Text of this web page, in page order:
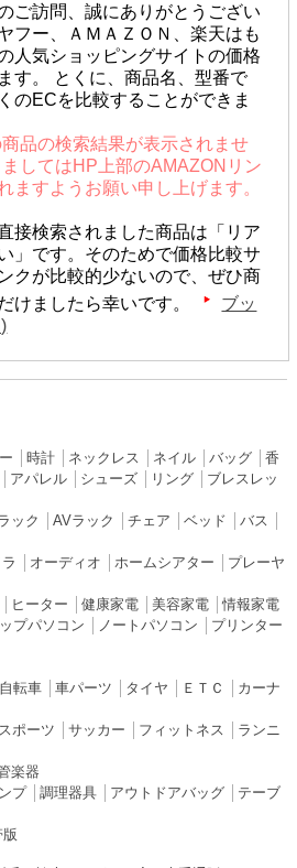
ご訪問、誠にありがとうござい
フー、ＡＭＡＺＯＮ、楽天はも
人気ショッピングサイトの価格
す。 とくに、商品名、型番で
のECを比較することができま
品の検索結果が表示されませ
してはHP上部のAMAZONリン
ますようお願い申し上げます。
接検索されました商品は「リア
」です。そのためで価格比較サ
クが比較的少ないので、ぜひ商
けましたら幸いです。
ブッ
時計│ ネックレス ネイル│ バッグ│ 香
アパレル│ シューズ│ リング│ ブレスレッ
ック AVラック チェア ベッド バス
オーディオ ホームシアター
プレーヤ
ヒーター 健康家電│ 美容家電│情報家電
プパソコン ノートパソコン
プリンター
自転車│ 車パーツ タイヤ ＥＴＣ
カーナ
ポーツ サッカー フィットネス
ランニ
楽器
プ│ 調理器具│ アウトドアバッグ│ テーブ